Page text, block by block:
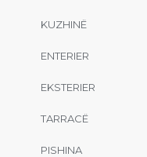
KUZHINË
ENTERIER
EKSTERIER
TARRACË
PISHINA